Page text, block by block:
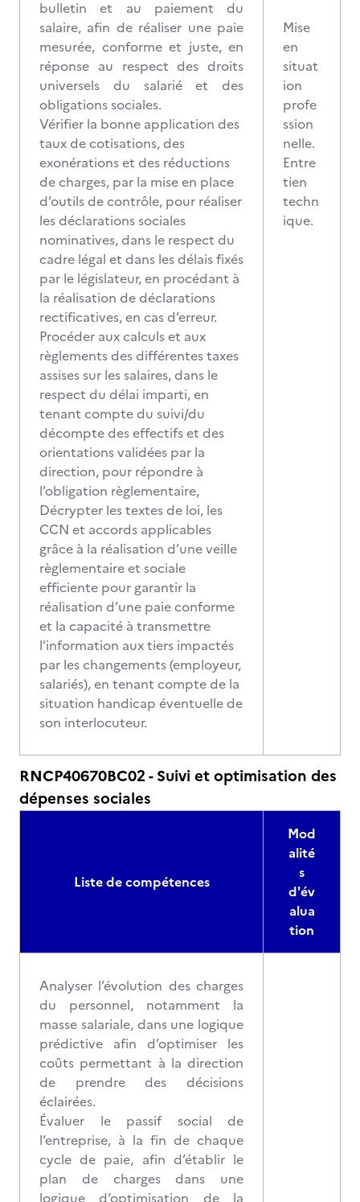
bulletin et au paiement du
salaire, afin de réaliser une paie
mesurée, conforme et juste, en
réponse au respect des droits
universels du salarié et des
obligations sociales.
Vérifier la bonne application des
taux de cotisations, des
exonérations et des réductions
de charges, par la mise en place
d’outils de contrôle, pour réaliser
les déclarations sociales
nominatives, dans le respect du
cadre légal et dans les délais fixés
par le législateur, en procédant à
la réalisation de déclarations
rectificatives, en cas d’erreur.
Procéder aux calculs et aux
règlements des différentes taxes
assises sur les salaires, dans le
respect du délai imparti, en
tenant compte du suivi/du
décompte des effectifs et des
orientations validées par la
direction, pour répondre à
l’obligation règlementaire,
Décrypter les textes de loi, les
CCN et accords applicables
grâce à la réalisation d’une veille
règlementaire et sociale
efficiente pour garantir la
réalisation d’une paie conforme
et la capacité à transmettre
l’information aux tiers impactés
par les changements (employeur,
salariés), en tenant compte de la
situation handicap éventuelle de
son interlocuteur.
Mise
en
situat
ion
profe
ssion
nelle.
Entre
tien
techn
ique.
RNCP40670BC02 - Suivi et optimisation des
dépenses sociales
Liste de compétences
Mod
alité
s
d'év
alua
tion
Analyser l’évolution des charges
du personnel, notamment la
masse salariale, dans une logique
prédictive afin d’optimiser les
coûts permettant à la direction
de prendre des décisions
éclairées.
Évaluer le passif social de
l’entreprise, à la fin de chaque
cycle de paie, afin d’établir le
plan de charges dans une
logique d’optimisation de la